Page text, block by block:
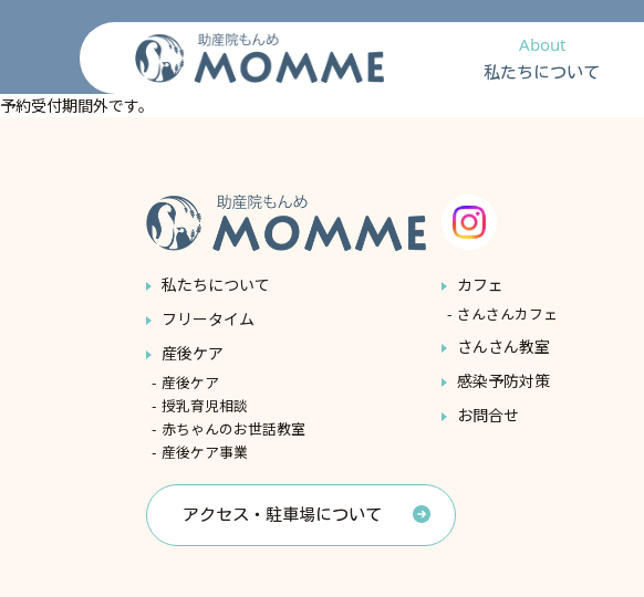
ン
About
私たちについて
予約受付期間外です。
私たちについて
フリータイム
産後ケア
産後ケア
授乳育児相談
赤ちゃんのお世話教室
産後ケア事業
カフェ
さんさんカフェ
さんさん教室
感染予防対策
お問合せ
アクセス・駐車場について